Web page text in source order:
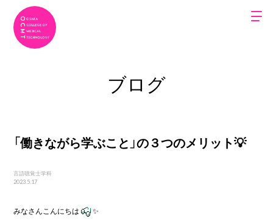
ブログ
「働きながら学ぶこと」の３つのメリット💡
言語聴覚士学科
2023.5.17
みなさんこんにちは ✨